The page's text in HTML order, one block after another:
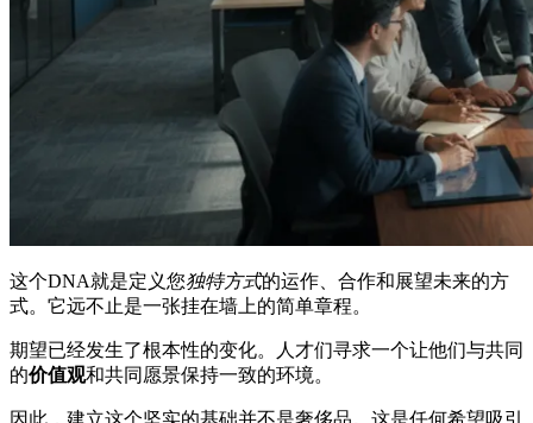
这个DNA就是定义您独特方式的运作、合作和展望未来的方
式。它远不止是一张挂在墙上的简单章程。
期望已经发生了根本性的变化。人才们寻求一个让他们与共同
的价值观和共同愿景保持一致的环境。
因此，建立这个坚实的基础并不是奢侈品。这是任何希望吸引